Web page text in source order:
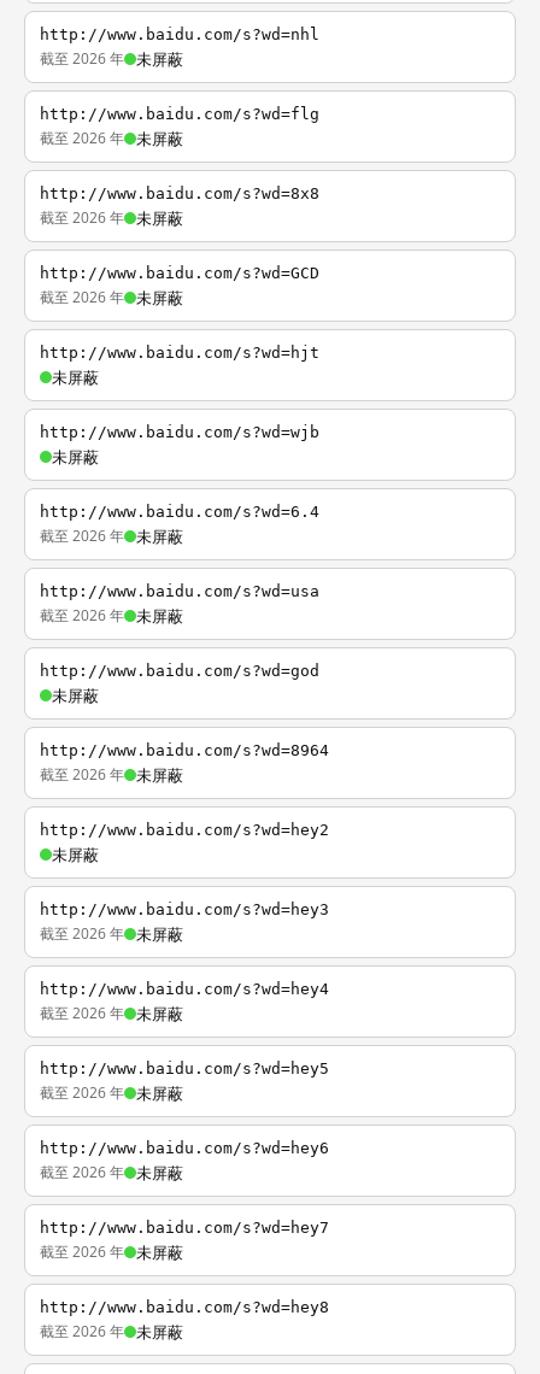
http://www.baidu.com/s?wd=nhl
截至 2026 年 未屏蔽
http://www.baidu.com/s?wd=flg
截至 2026 年 未屏蔽
http://www.baidu.com/s?wd=8x8
截至 2026 年 未屏蔽
http://www.baidu.com/s?wd=GCD
截至 2026 年 未屏蔽
http://www.baidu.com/s?wd=hjt
未屏蔽
http://www.baidu.com/s?wd=wjb
未屏蔽
http://www.baidu.com/s?wd=6.4
截至 2026 年 未屏蔽
http://www.baidu.com/s?wd=usa
截至 2026 年 未屏蔽
http://www.baidu.com/s?wd=god
未屏蔽
http://www.baidu.com/s?wd=8964
截至 2026 年 未屏蔽
http://www.baidu.com/s?wd=hey2
未屏蔽
http://www.baidu.com/s?wd=hey3
截至 2026 年 未屏蔽
http://www.baidu.com/s?wd=hey4
截至 2026 年 未屏蔽
http://www.baidu.com/s?wd=hey5
截至 2026 年 未屏蔽
http://www.baidu.com/s?wd=hey6
截至 2026 年 未屏蔽
http://www.baidu.com/s?wd=hey7
截至 2026 年 未屏蔽
http://www.baidu.com/s?wd=hey8
截至 2026 年 未屏蔽